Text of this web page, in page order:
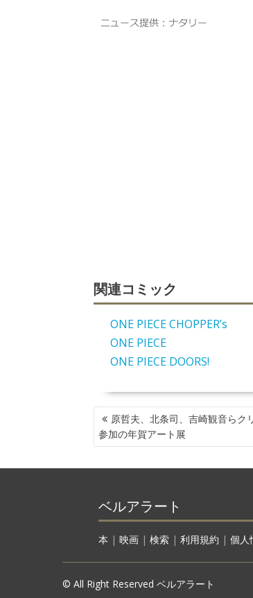
関連コミック
ONE PIECE CHOPPER’s
ONE PIECE
ONE PIECE DOORS!
投
稿
ナ
ゲ
シ
ョ
ン
原哲夫、北条司、吉崎観音らク
参加の年賀アート展
ベルアラート
本 | 映画| 検索| 利用規約 | 個人
© All Right Reserved ベルアラート